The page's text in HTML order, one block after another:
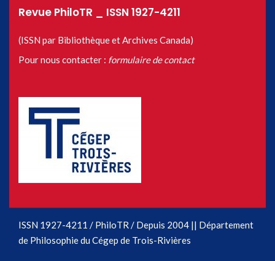
Revue PhiloTR _ ISSN 1927-4211
(ISSN par Bibliothèque et Archives Canada)
Pour nous contacter : formulaire de contact
ISSN 1927-4211 / PhiloTR / Depuis 2004 || Département
de Philosophie du Cégep de Trois-Rivières